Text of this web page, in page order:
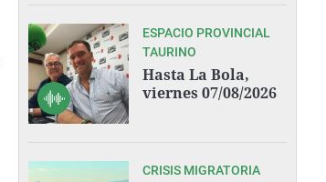
ESPACIO PROVINCIAL
TAURINO
Hasta La Bola,
viernes 07/08/2026
CRISIS MIGRATORIA